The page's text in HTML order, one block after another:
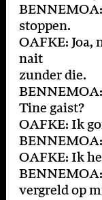
stoppen.
OAFKE: Joa,
nait
zunder die.
Tine gaist?
OAFKE: Ik
OAFKE: Ik
vergreld op